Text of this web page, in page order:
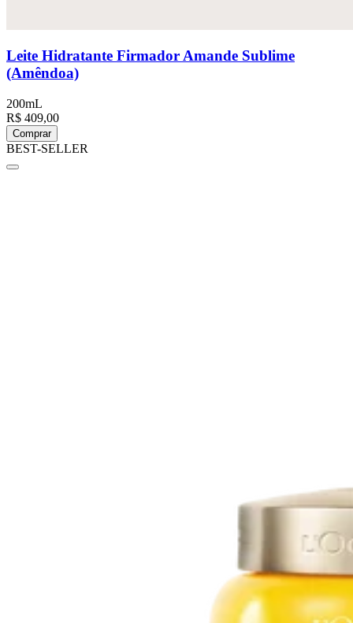
Leite Hidratante Firmador Amande Sublime
(Amêndoa)
200mL
R$ 409,00
Comprar
BEST-SELLER